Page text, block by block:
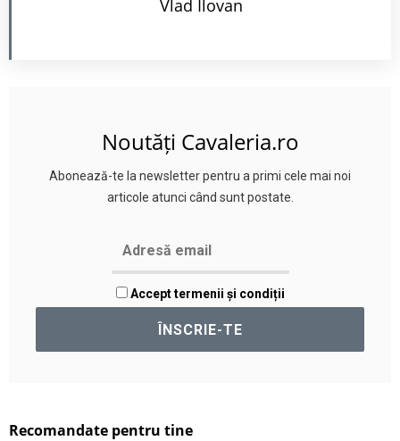
Vlad Ilovan
Noutăți Cavaleria.ro
Abonează-te la newsletter pentru a primi cele mai noi
articole atunci când sunt postate.
Accept termenii și condiții
Recomandate pentru tine